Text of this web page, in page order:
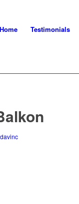
Home Testimonials
davinc